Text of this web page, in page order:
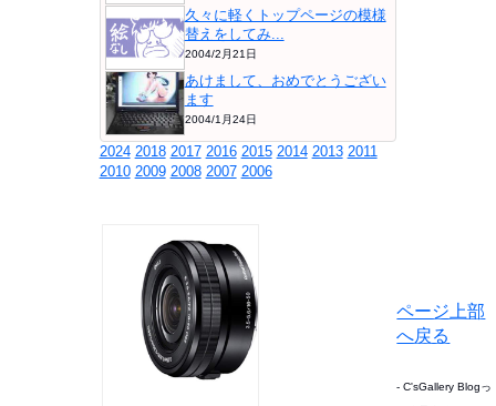
久々に軽くトップページの模様
替えをしてみ...
2004/2月21日
あけまして、おめでとうござい
ます
2004/1月24日
2024 2018 2017 2016 2015 2014 2013 2011
2010 2009 2008 2007 2006
ページ上部
へ戻る
- C'sGallery Blogっ